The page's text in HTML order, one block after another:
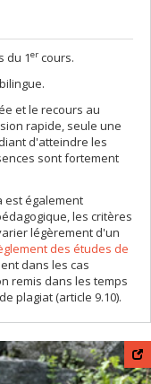
du 1er cours.
et le recours au
rapide, seule une
d'atteindre les
sont fortement
est également
les critères
légèrement d'un
des études de
dans les cas
remis dans les temps
plagiat (article 9.10).